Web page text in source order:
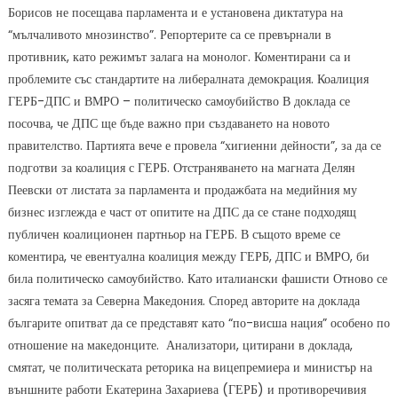
Борисов не посещава парламента и е установена диктатура на
“мълчаливото мнозинство”. Репортерите са се превърнали в
противник, като режимът залага на монолог. Коментирани са и
проблемите със стандартите на либералната демокрация. Коалиция
ГЕРБ-ДПС и ВМРО – политическо самоубийство В доклада се
посочва, че ДПС ще бъде важно при създаването на новото
правителство. Партията вече е провела “хигиенни дейности”, за да се
подготви за коалиция с ГЕРБ. Отстраняването на магната Делян
Пеевски от листата за парламента и продажбата на медийния му
бизнес изглежда е част от опитите на ДПС да се стане подходящ
публичен коалиционен партньор на ГЕРБ. В същото време се
коментира, че евентуална коалиция между ГЕРБ, ДПС и ВМРО, би
била политическо самоубийство. Като италиански фашисти Отново се
засяга темата за Северна Македония. Според авторите на доклада
българите опитват да се представят като “по-висша нация” особено по
отношение на македонците. Анализатори, цитирани в доклада,
смятат, че политическата реторика на вицепремиера и министър на
външните работи Екатерина Захариева (ГЕРБ) и противоречивия